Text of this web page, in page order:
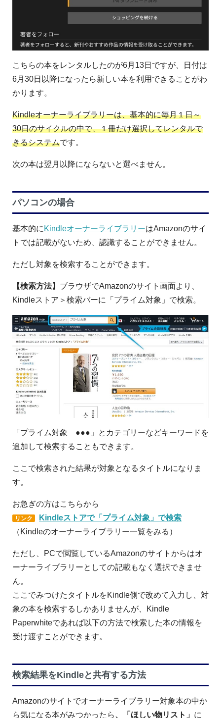
こちらの本をレンタルしたのが6月13日ですが、日付は
6月30日以降になったら新しい本を利用できることがわ
かります。
Kindleオーナーライブラリーは、基本的に毎月１日～
30日のサイクルの中で、１冊だけ選択してレンタルで
きるシステムです。
次の本は翌月以降にならないと選べません。
パソコンの場合
基本的に KindleオーナーライブラリーはAmazonのサイ
トでは記載がないため、認識することができません。
ただし対象を検索することができます。
【検索方法】 ブラウザでAmazonのサイト画面より、
Kindleストア＞検索バーに「プライム対象」で検索。
「プライム対象 ●●●」とカテゴリーなどキーワードを
追加して検索することもできます。
ここで検索された結果が対象となるタイトルになりま
す。
お急ぎの方はこちらから
リンク
Kindleストアで「プライム対象」で検索
（Kindleのオーナーライブラリー一覧をみる）
ただし、PCで閲覧しているAmazonのサイトからはオ
ーナーライブラリーとしての記載もなく選択できませ
ん。
ここでみつけたタイトルをKindle側で改めて入力し、対
象の本を検索するしかありませんが、Kindle
Paperwhiteであれば以下の方法で検索した本の情報を
受け渡すことができます。
検索結果をKindleと共有する方法
Amazonのサイトでオーナーライブラリー対象本の中か
ら気になる本がみつかったら、「ほしい物リスト」 に